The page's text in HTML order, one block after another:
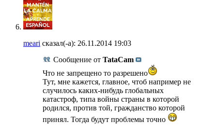
meari сказал(-а): 26.11.2014 19:03
Сообщение от TataCam
Что не запрещено то разрешено
Тут, мне кажется, главное, чтоб например не
случилось каких-нибудь глобальных
катастроф, типа войны страны в которой
родился, против той, гражданство которой
принял. Тогда будут проблемы точно